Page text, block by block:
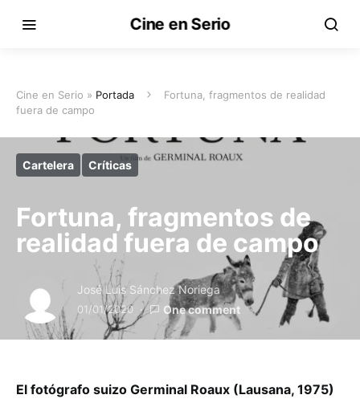
Cine en Serio
Cine en Serio » Portada
Fortuna, fragmentos de realidad
fuera de campo
Cartelera Críticas
Fortuna, fragmentos de
realidad fuera de campo
José Luis Sánchez Noriega
01/01/2020 One comment
El fotógrafo suizo Germinal Roaux (Lausana, 1975)